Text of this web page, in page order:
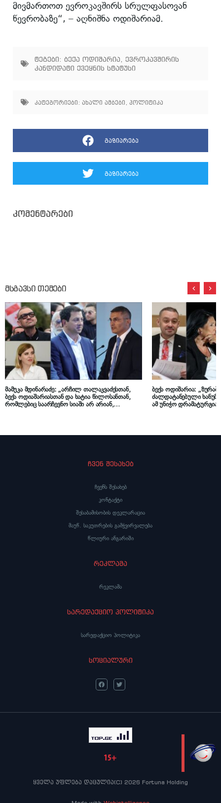
LIVE
მივმართოთ ევროკავშირს სრულფასოვან
წევრობაზე“, – აღნიშნა ოდიშარიამ.
ტეგები: ბექა ოდიშარია, ევროკავშირის
კანდიდატი ქვეყნის სტატუსი
კატეგორიები: ახალი ამბები პოლიტიკა
გაზიარება
გაზიარება
კომენტარები
მსგავსი თემები
მამუკა მდინარაძე: „არჩილ თალაკვაძესთან,
ბექა ოდიაშარიასთან და ხატია წილოსანთან,
რომლებიც საარჩევნო სიაში არ არიან,
ბექა ოდიშარია:
ძალდატანებული
ამ უნიჭო
გადაწყვეტილია“
ჩვენ შესახებ
ჩვენს შესახებ
კონტაქტი
შესაბამისობის დეკლარაცია
მაუწ. საკუთრების გამჭვირვალება
წლიური ანგარიში
რეკლამა
რეკლამა
სარედაქციო პოლიტიკა
სარედაქციო პოლიტიკა
სოციალური
ყველა უფლება დაცულია(C) 2026 Fortuna Holding